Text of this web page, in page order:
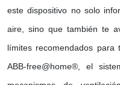
este dispositivo no solo
aire, sino que también te
límites recomendados para
ABB-free@home®, el